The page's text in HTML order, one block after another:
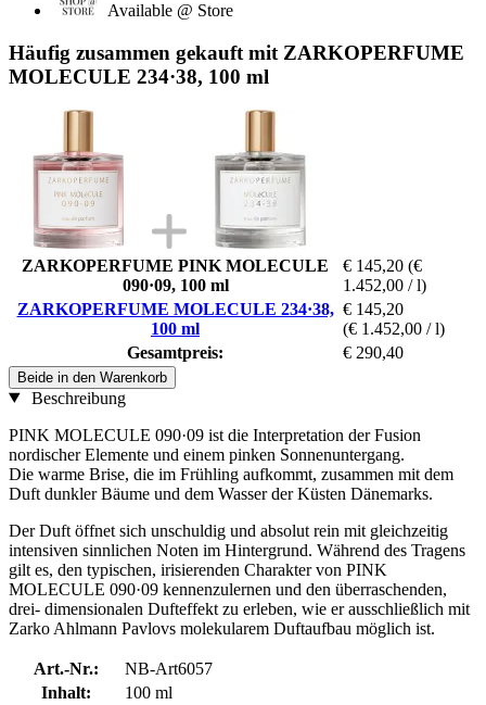
Available @ Store
Häufig zusammen gekauft mit ZARKOPERFUME
MOLECULE 234·38, 100 ml
ZARKOPERFUME PINK MOLECULE
090·09, 100 ml
€ 145,20 (€
1.452,00 / l)
ZARKOPERFUME MOLECULE 234·38,
100 ml
€ 145,20
(€ 1.452,00 / l)
Gesamtpreis:
€ 290,40
Beide in den Warenkorb
Beschreibung
PINK MOLECULE 090·09 ist die Interpretation der Fusion
nordischer Elemente und einem pinken Sonnenuntergang.
Die warme Brise, die im Frühling aufkommt, zusammen mit dem
Duft dunkler Bäume und dem Wasser der Küsten Dänemarks.
Der Duft öffnet sich unschuldig und absolut rein mit gleichzeitig
intensiven sinnlichen Noten im Hintergrund. Während des Tragens
gilt es, den typischen, irisierenden Charakter von PINK
MOLECULE 090·09 kennenzulernen und den überraschenden,
drei- dimensionalen Dufteffekt zu erleben, wie er ausschließlich mit
Zarko Ahlmann Pavlovs molekularem Duftaufbau möglich ist.
Art.-Nr.:
NB-Art6057
Inhalt:
100 ml